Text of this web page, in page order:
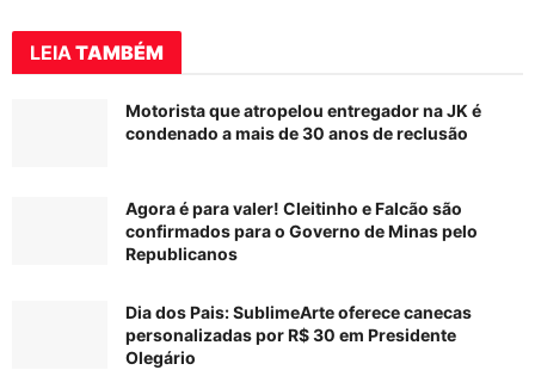
LEIATAMBÉM
Motorista que atropelou entregador na JK é
condenado a mais de 30 anos de reclusão
Agora é para valer! Cleitinho e Falcão são
confirmados para o Governo de Minas pelo
Republicanos
Dia dos Pais: SublimeArte oferece canecas
personalizadas por R$ 30 em Presidente
Olegário